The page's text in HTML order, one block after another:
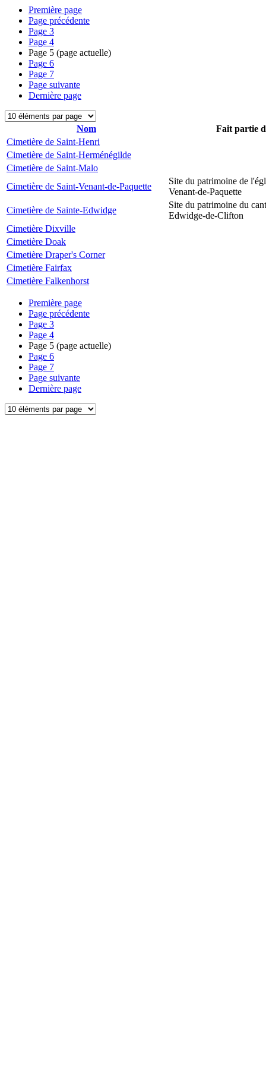
Première page
Page précédente
Page 3
Page 4
Page 5 (page actuelle)
Page 6
Page 7
Page suivante
Dernière page
Nom
Fait partie
Cimetière de Saint-Henri
Cimetière de Saint-Herménégilde
Cimetière de Saint-Malo
Cimetière de Saint-Venant-de-Paquette
Site du patrimoine de
Venant-de-Paquette
Cimetière de Sainte-Edwidge
Site du patrimoine du
Edwidge-de-Clifton
Cimetière Dixville
Cimetière Doak
Cimetière Draper's Corner
Cimetière Fairfax
Cimetière Falkenhorst
Première page
Page précédente
Page 3
Page 4
Page 5 (page actuelle)
Page 6
Page 7
Page suivante
Dernière page